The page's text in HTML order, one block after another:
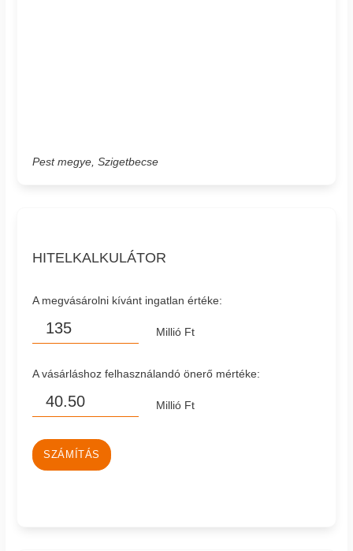
Pest megye, Szigetbecse
HITELKALKULÁTOR
A megvásárolni kívánt ingatlan értéke:
Millió Ft
A vásárláshoz felhasználandó önerő mértéke:
Millió Ft
SZÁMÍTÁS